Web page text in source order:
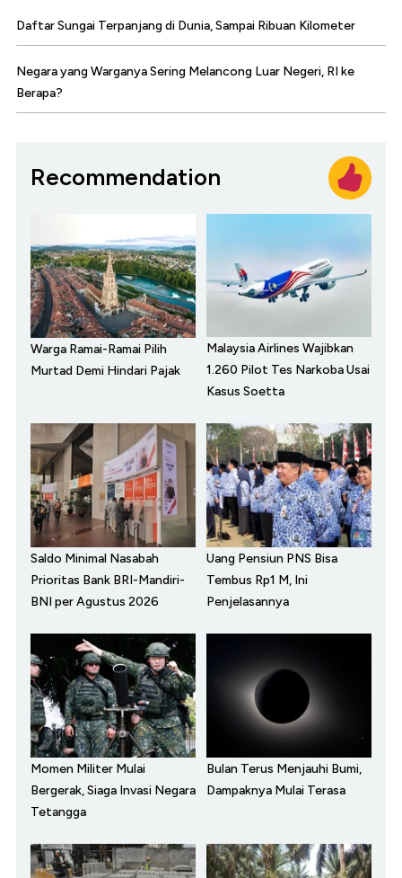
Daftar Sungai Terpanjang di Dunia, Sampai Ribuan Kilometer
Negara yang Warganya Sering Melancong Luar Negeri, RI ke
Berapa?
Recommendation
Warga Ramai-Ramai Pilih
Murtad Demi Hindari Pajak
Malaysia Airlines Wajibkan
1.260 Pilot Tes Narkoba Usai
Kasus Soetta
Saldo Minimal Nasabah
Prioritas Bank BRI-Mandiri-
BNI per Agustus 2026
Uang Pensiun PNS Bisa
Tembus Rp1 M, Ini
Penjelasannya
Momen Militer Mulai
Bergerak, Siaga Invasi Negara
Tetangga
Bulan Terus Menjauhi Bumi,
Dampaknya Mulai Terasa